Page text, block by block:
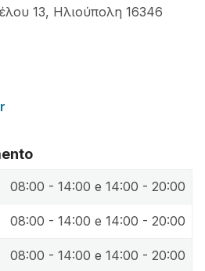
13, Ηλιούπολη 16346
08:00 - 14:00 e 14:00 - 20:00
08:00 - 14:00 e 14:00 - 20:00
08:00 - 14:00 e 14:00 - 20:00